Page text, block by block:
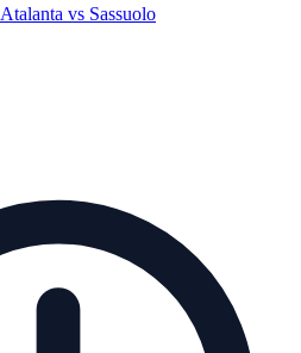
Atalanta vs Sassuolo